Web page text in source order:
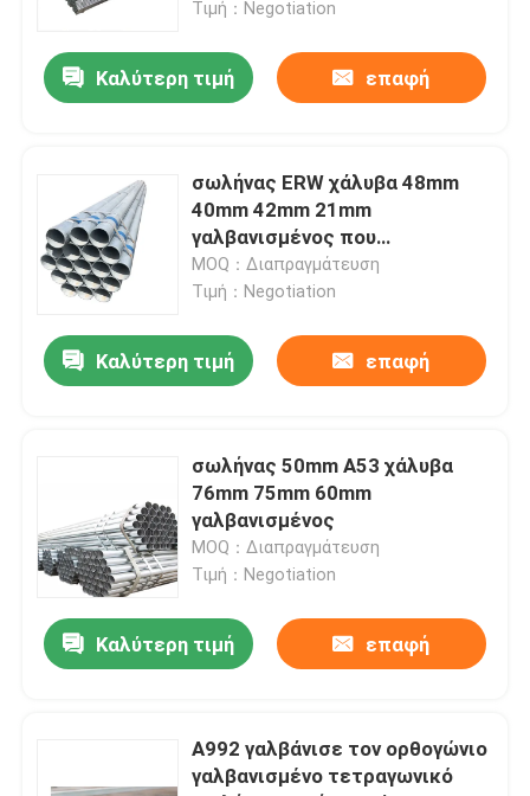
Τετραγωνικός σωλήνας SS
Χωρίς συγκόλληση σωλήνας ανοξείδωτου
λουρίδα ανοξείδωτου
Λουρίδα χάλυβα κραμάτων
Σωλήνες χάλυβα κραμάτων
Σπείρα χάλυβα κραμάτων
Γαλβανισμένο πιάτο χάλυβα
Τιμή：Negotiation
Καλύτερη τιμή επαφή
σωλήνας ERW χάλυβα 48mm
40mm 42mm 21mm
γαλβανισμένος που
γαλβανίζεται γύρω από τη
σωλήνωση για την κατασκευή
MOQ：Διαπραγμάτευση
Τιμή：Negotiation
Καλύτερη τιμή επαφή
σωλήνας 50mm A53 χάλυβα
76mm 75mm 60mm
γαλβανισμένος
MOQ：Διαπραγμάτευση
Τιμή：Negotiation
Καλύτερη τιμή επαφή
A992 γαλβάνισε τον ορθογώνιο
γαλβανισμένο τετραγωνικό